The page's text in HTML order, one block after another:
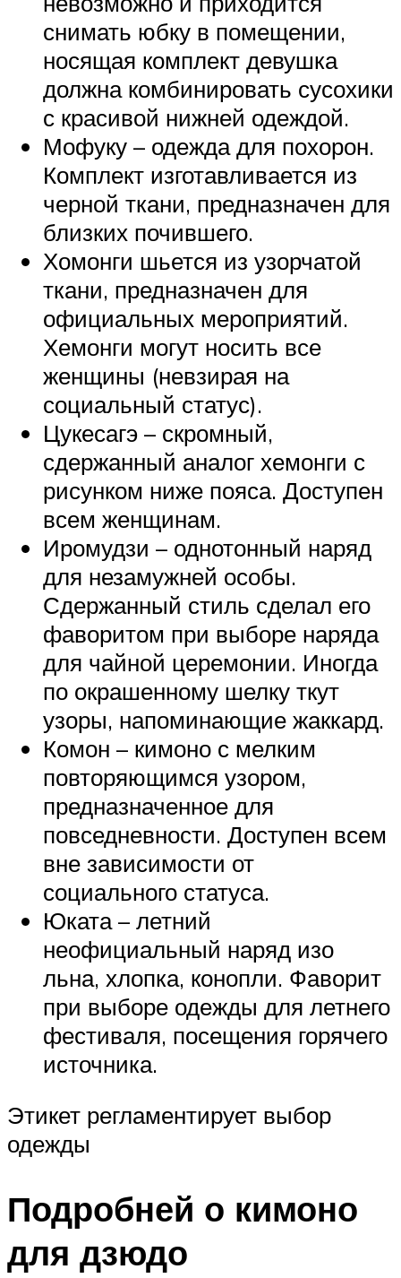
снимать юбку в помещении,
носящая комплект девушка
должна комбинировать сусохики
с красивой нижней одеждой.
Мофуку – одежда для похорон.
Комплект изготавливается из
черной ткани, предназначен для
близких почившего.
Хомонги шьется из узорчатой
ткани, предназначен для
официальных мероприятий.
Хемонги могут носить все
женщины (невзирая на
социальный статус).
Цукесагэ – скромный,
сдержанный аналог хемонги с
рисунком ниже пояса. Доступен
всем женщинам.
Иромудзи – однотонный наряд
для незамужней особы.
Сдержанный стиль сделал его
фаворитом при выборе наряда
для чайной церемонии. Иногда
по окрашенному шелку ткут
узоры, напоминающие жаккард.
Комон – кимоно с мелким
повторяющимся узором,
предназначенное для
повседневности. Доступен всем
вне зависимости от
социального статуса.
Юката – летний
неофициальный наряд изо
льна, хлопка, конопли. Фаворит
при выборе одежды для летнего
фестиваля, посещения горячего
источника.
Этикет регламентирует выбор
одежды
Подробней о кимоно
для дзюдо